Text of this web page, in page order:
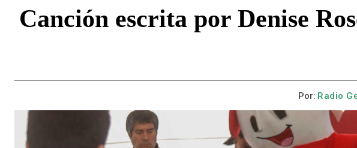
Canción escrita por Denise
Por: Radio